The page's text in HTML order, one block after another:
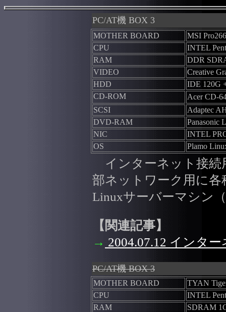
PC/AT機 BOX 3
MOTHER BOARD
MSI
CPU
INTEL
RAM
DDR
VIDEO
Creative
HDD
IDE 120G
CD-ROM
Acer CD-
SCSI
Adaptec
DVD-RAM
Panasonic
NIC
INTEL
OS
Plamo
インターネット接続
部ネットワーク用に
Linuxサーバーマシン
【関連記事】
→ 2004.07.12 インタ
PC/AT機 BOX 3
MOTHER BOARD
TYAN
CPU
INTEL
RAM
SDRAM